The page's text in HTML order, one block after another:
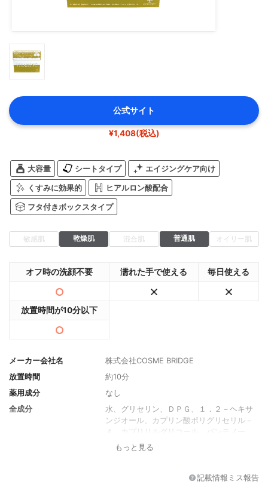
公式サイト
¥1,408(税込)
大容量 シートタイプ エイジングケア向け
くすみに効果的 ヒアルロン酸配合
フタ付きボックスタイプ
敏感肌 乾燥肌 混合肌 普通肌 オイリー肌
オフ時の洗顔不要 濡れた手で使える 毎日使える
放置時間が10分以下
メーカー会社名
株式会社COSME BRIDGE
放置時間
約10分
薬用成分
なし
全成分
水、グリセリン、ＤＰＧ、１．２－ヘキサ
ンジオール、カプリン酸ポリグリセリル－
４、カプリリルグリコール、パンテノー
ル、トレハロース、カルボマー、アルギニ
ミド、ＢＧ、レモン果実エキス、ローブッ
もっと見る
記載情報ミス報告